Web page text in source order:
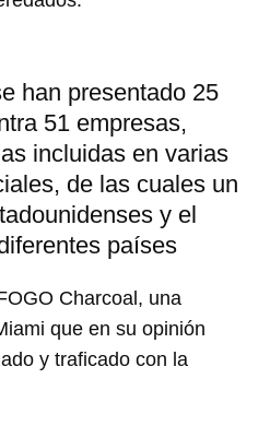
han presentado 25
51 empresas,
incluidas en varias
de las cuales un
y el
países
Charcoal, una
que en su opinión
y traficado con la